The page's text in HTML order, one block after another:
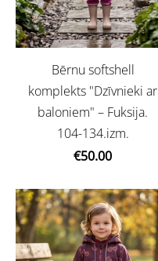
Bērnu softshell
komplekts "Dzīvnieki ar
baloniem" – Fuksija.
104-134.izm.
€50.00